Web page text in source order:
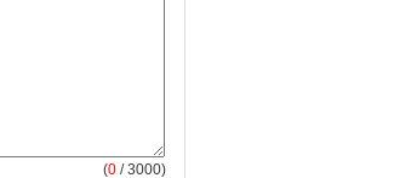
(0 / 3000)